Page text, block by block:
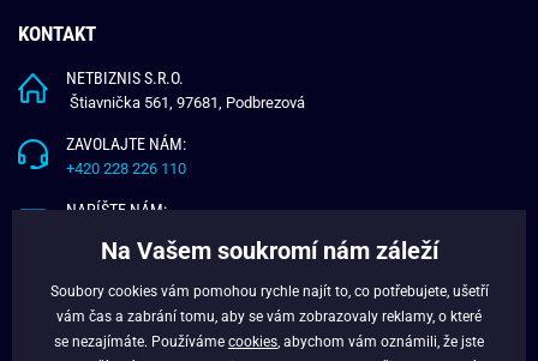
KONTAKT
NETBIZNIS S.R.O.
Štiavnička 561, 97681, Podbrezová
ZAVOLAJTE NÁM:
+420 228 226 110
NAPÍŠTE NÁM:
O NÁS
VĚRNOSTNÍ PROGRAM
Na Vašem soukromí nám záleží
Soubory cookies vám pomohou rychle najít to, co potřebujete, ušetří
vám čas a zabrání tomu, aby se vám zobrazovaly reklamy, o které
se nezajímáte. Používáme cookies , abychom vám oznámili, že jste